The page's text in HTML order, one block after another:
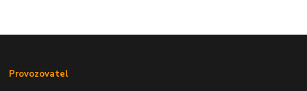
Provozovatel